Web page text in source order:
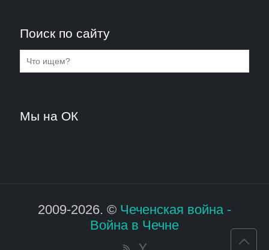
Поиск по сайту
Мы на ОК
2009-2026. © Чеченская война -
Война в Чечне